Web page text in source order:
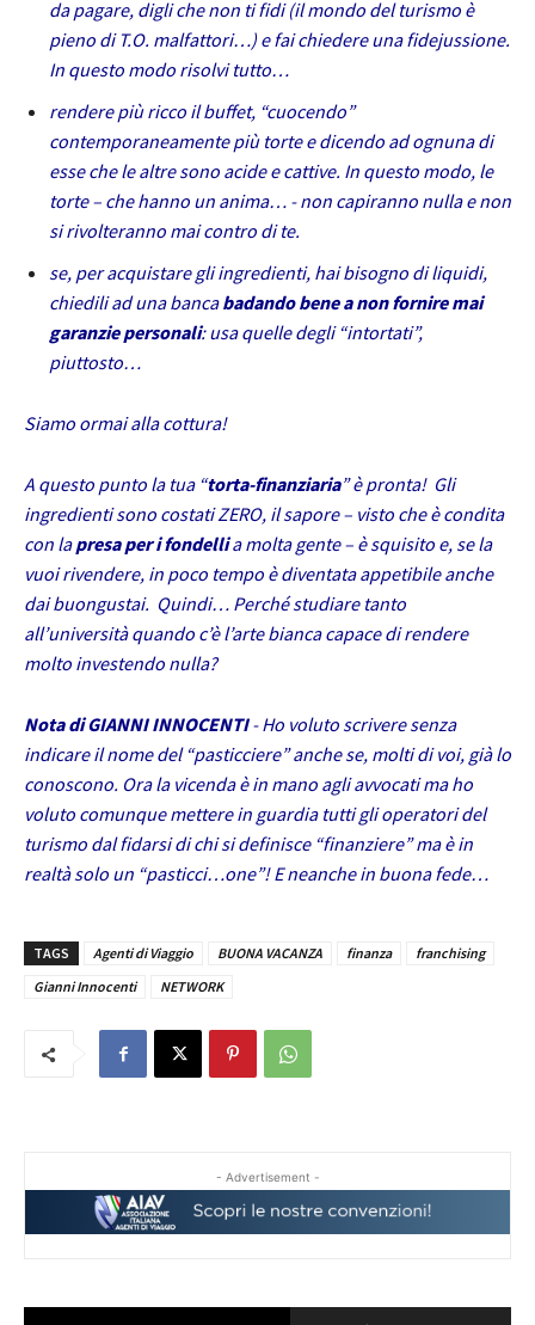
da pagare, digli che non ti fidi (il mondo del turismo è
pieno di T.O. malfattori…) e fai chiedere una fidejussione.
In questo modo risolvi tutto…
rendere più ricco il buffet, “cuocendo”
contemporaneamente più torte e dicendo ad ognuna di
esse che le altre sono acide e cattive. In questo modo, le
torte – che hanno un anima… - non capiranno nulla e non
si rivolteranno mai contro di te.
se, per acquistare gli ingredienti, hai bisogno di liquidi,
chiedili ad una bancabadando bene a non fornire mai
garanzie personali: usa quelle degli “intortati”,
piuttosto…
Siamo ormai alla cottura!
A questo punto la tua “torta-finanziaria” è pronta! Gli
ingredienti sono costati ZERO, il sapore – visto che è condita
con lapresa per i fondellia molta gente – è squisito e, se la
vuoi rivendere, in poco tempo è diventata appetibile anche
dai buongustai. Quindi… Perché studiare tanto
all’università quando c’è l’arte bianca capace di rendere
molto investendo nulla?
Nota di GIANNI INNOCENTI- Ho voluto scrivere senza
indicare il nome del “pasticciere” anche se, molti di voi, già lo
conoscono. Ora la vicenda è in mano agli avvocati ma ho
voluto comunque mettere in guardia tutti gli operatori del
turismo dal fidarsi di chi si definisce “finanziere” ma è in
realtà solo un “pasticci…one”! E neanche in buona fede…
TAGS Agenti di Viaggio BUONA VACANZA finanza
franchising
Gianni Innocenti
NETWORK
- Advertisement -